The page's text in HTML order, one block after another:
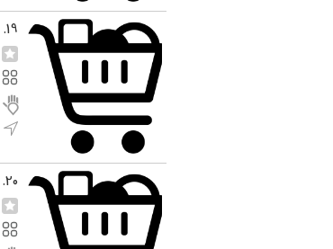
19.
20.